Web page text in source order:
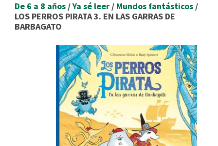
De 6 a 8 años /Ya sé leer / Mundos fantásticos /
LOS PERROS PIRATA 3. EN LAS GARRAS DE
BARBAGATO